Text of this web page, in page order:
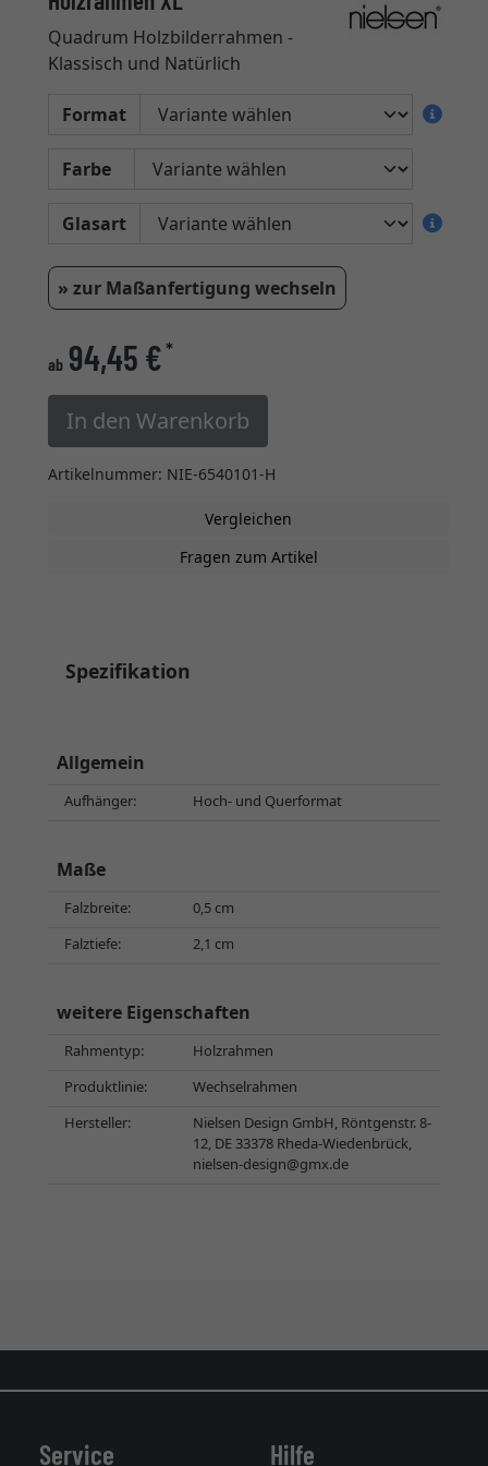
Quadrum Holzbilderrahmen -
Klassisch und Natürlich
Format
Farbe
Glasart
» zur Maßanfertigung wechseln
ab 94,45 €*
In den Warenkorb
Artikelnummer: NIE-6540101-H
Vergleichen
Fragen zum Artikel
Spezifikation
Allgemein
Aufhänger: Hoch- und Querformat
Maße
Falzbreite:
0,5 cm
Falztiefe:
2,1 cm
weitere Eigenschaften
Rahmentyp:
Holzrahmen
Produktlinie:
Wechselrahmen
Hersteller:
Nielsen Design GmbH, Röntgenstr. 8-
12, DE 33378 Rheda-Wiedenbrück,
nielsen-design@gmx.de
Service Hilfe